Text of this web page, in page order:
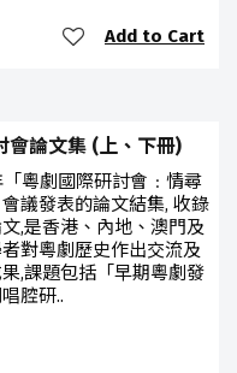
Add to Cart
會論文集 (上、下冊)
粵劇國際研討會﹕情尋
議發表的論文結集, 收錄
,是香港、內地、澳門及
對粵劇歷史作出交流及
,課題包括「早期粵劇發
腔研..